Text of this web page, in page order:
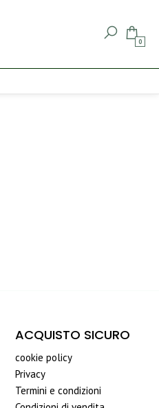
0
ACQUISTO SICURO
cookie policy
Privacy
Termini e condizioni